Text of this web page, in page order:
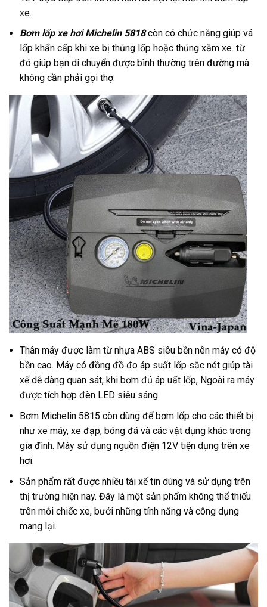
xe.
Bơm lốp xe hơi Michelin 5818còn có chức năng giúp vá
lốp khẩn cấp khi xe bị thủng lốp hoặc thủng xăm xe. từ
đó giúp bạn di chuyển được bình thường trên đường mà
không cần phải gọi thợ.
Thân máy được làm từ nhựa ABS siêu bền nên máy có độ
bền cao. Máy có đồng đồ đo áp suất lốp sắc nét giúp tài
xế dễ dàng quan sát, khi bơm đủ áp uất lốp, Ngoài ra máy
được tích hợp đèn LED siêu sáng.
Bơm Michelin 5815 còn dùng để bơm lốp cho các thiết bị
như xe máy, xe đạp, bóng đá và các vật dụng khác trong
gia đình. Máy sử dụng nguồn điện 12V tiện dụng trên xe
hơi.
Sản phẩm rất được nhiều tài xế tin dùng và sử dụng trên
thị trường hiện nay. Đây là một sản phẩm không thể thiếu
trên mỗi chiếc xe, bưởi những tính năng và công dụng
mang lại.